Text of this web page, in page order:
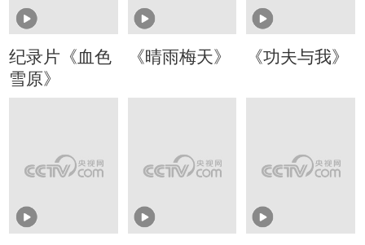
纪录片《血色
雪原》
《晴雨梅天》 《功夫与我》